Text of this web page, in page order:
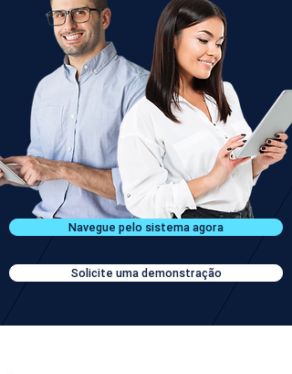
Navegue pelo sistema agora
Solicite uma demonstração